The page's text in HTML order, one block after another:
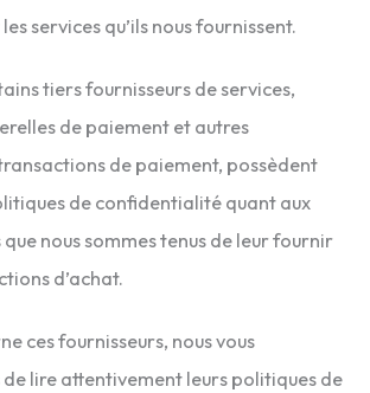
services qu’ils nous fournissent.
tiers fournisseurs de services,
de paiement et autres
de paiement, possèdent
de confidentialité quant aux
nous sommes tenus de leur fournir
d’achat.
ces fournisseurs, nous vous
lire attentivement leurs politiques de